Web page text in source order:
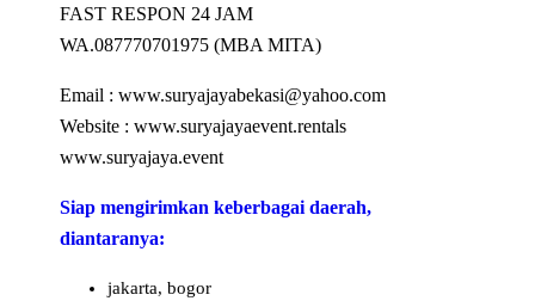
FAST RESPON 24 JAM
WA.087770701975 (MBA MITA)
Email : www.suryajayabekasi@yahoo.com
Website : www.suryajayaevent.rentals
www.suryajaya.event
Siap mengirimkan keberbagai daerah,
diantaranya:
jakarta, bogor